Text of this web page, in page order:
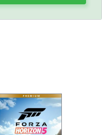
29.43 GB